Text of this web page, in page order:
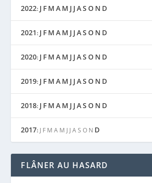
2022: J F M A M J J AS O N D
2021: J F M A M J J AS O N D
2020: J F M A M J J AS O N D
2019: J F M A M J J AS O N D
2018: J F M A M J J AS O N D
2017: J F M A M J J A S O N D
FLÂNER AU HASARD